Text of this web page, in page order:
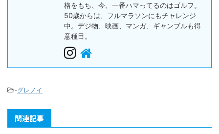
格をもち、今、一番ハマってるのはゴルフ。
50歳からは、フルマラソンにもチャレンジ
中。デジ物、映画、マンガ、ギャンブルも得
意種目。
-グレノイ
関連記事